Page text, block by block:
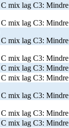
C mix lag C3:
C mix lag C3:
C mix lag C3:
C mix lag C3:
C mix lag C3:
C mix lag C3:
C mix lag C3:
C mix lag C3:
C mix lag C3: